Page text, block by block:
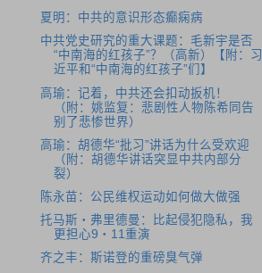
夏明：中共的意识形态癫痫病
中共党史研究的重大课题：毛新宇是否
“中南海的红孩子”？（高新）【附：习
近平和“中南海的红孩子”们】
高瑜：记着，中共还会扣动扳机！
（附：姚监复：悲剧性人物陈希同告
别了悲惨世界）
高瑜：胡德华“批习”讲话为什么受欢迎
（附：胡德华讲话突显中共内部分
裂）
陈永苗：公民维权运动如何做大做强
托马斯・弗里德曼：比起侵犯隐私，我
更担心9・11重演
齐之丰：斯诺登的重磅臭气弹